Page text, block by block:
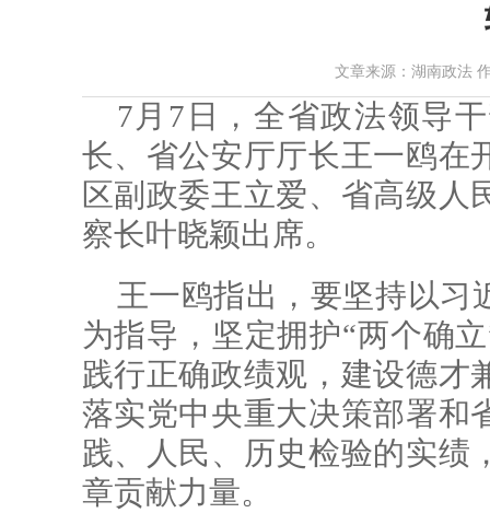
文章来源：湖南政法
7月7日，全省政法领导
长、省公安厅厅长王一鸥在
区副政委王立爱、省高级人
察长叶晓颖出席。
王一鸥指出，要坚持以习
为指导，坚定拥护“两个确
践行正确政绩观，建设德才
落实党中央重大决策部署和
践、人民、历史检验的实绩
章贡献力量。